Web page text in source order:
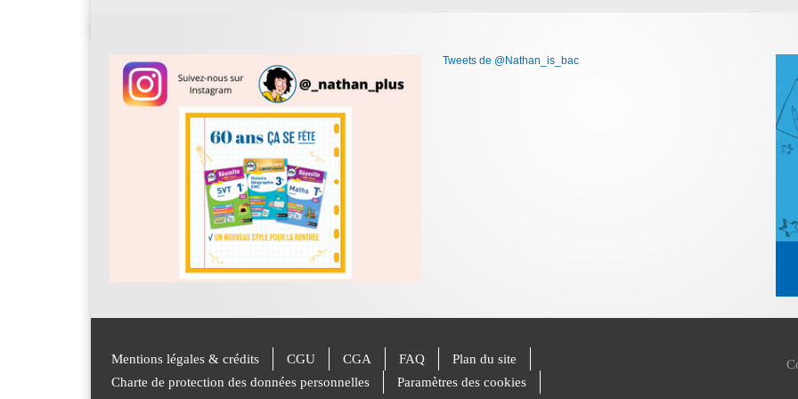
Tweets de @Nathan_is_bac
Mentions légales & crédits CGU CGA FAQ
Plan du site
Charte de protection des données personnelles
Paramètres des cookies